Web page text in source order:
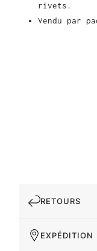
rivets.
Vendu par
RETOURS
EXPÉDITION